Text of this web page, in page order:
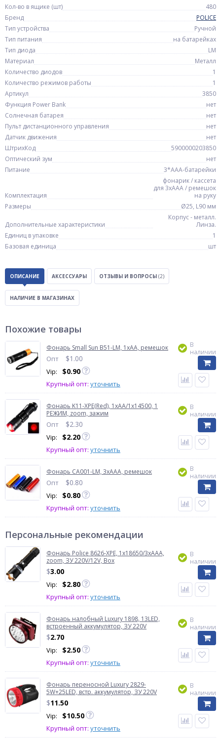
Кол-во в ящике (шт)
480
Бренд
POLICE
Тип устройства
Ручной
Тип питания
на батарейках
Тип диода
LM
Материал
Металл
Количество диодов
1
Количество режимов работы
1
Артикул
3850
Функция Power Bank
нет
Солнечная батарея
нет
Пульт дистанционного управления
нет
Датчик движения
нет
ШтрихКод
5900000203850
Оптический зум
нет
Питание
3*ААА-батарейки
Комплектация
фонарик / кассета
для 3xAAA / ремешок
на руку
Размеры
Ø25, L90 мм
Дополнительные характеристики
Корпус - металл.
Линза.
Единиц в упаковке
1
Базовая единица
шт
ОПИСАНИЕ АКСЕССУАРЫ ОТЗЫВЫ И ВОПРОСЫ (2)
НАЛИЧИЕ В МАГАЗИНАХ
Похожие товары
Фонарь Small Sun B51-LM, 1xAA, ремешок
Опт $1.00
Vip: $0.90
Крупный опт: уточнить
В
наличии
Фонарь K11-XPE(Red), 1хАА/1x14500, 1
РЕЖИМ, zoom, зажим
Опт $2.30
Vip: $2.20
Крупный опт: уточнить
В
наличии
Фонарь CA001-LM, 3xAAA, ремешок
Опт $0.80
Vip: $0.80
Крупный опт: уточнить
В
наличии
Персональные рекомендации
Фонарь Police 8626-XPE, 1х18650/3xAAA,
zoom, ЗУ 220V/12V, Box
$3.00
Vip: $2.80
Крупный опт: уточнить
В
наличии
Фонарь налобный Luxury 1898, 13LED,
встроенный аккумулятор, ЗУ 220V
$2.70
Vip: $2.50
Крупный опт: уточнить
В
наличии
Фонарь переносной Luxury 2829-
5W+25LED, встр. аккумулятор, ЗУ 220V
$11.50
Vip: $10.50
Крупный опт: уточнить
В
наличии